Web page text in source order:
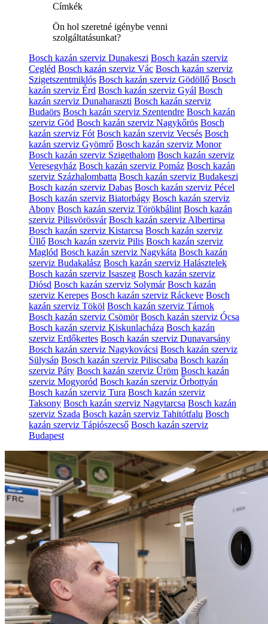
Címkék
Ön hol szeretné igénybe venni
szolgáltatásunkat?
Bosch kazán szerviz Dunakeszi Bosch kazán szerviz
Cegléd Bosch kazán szerviz Vác Bosch kazán szerviz
Szigetszentmiklós Bosch kazán szerviz Gödöllő Bosch
kazán szerviz Érd Bosch kazán szerviz Gyál Bosch
kazán szerviz Dunaharaszti Bosch kazán szerviz
Budaörs Bosch kazán szerviz Szentendre Bosch kazán
szerviz Göd Bosch kazán szerviz Nagykőrös Bosch
kazán szerviz Fót Bosch kazán szerviz Vecsés Bosch
kazán szerviz Gyömrő Bosch kazán szerviz Monor
Bosch kazán szerviz Szigethalom Bosch kazán szerviz
Veresegyház Bosch kazán szerviz Pomáz Bosch kazán
szerviz Százhalombatta Bosch kazán szerviz Budakeszi
Bosch kazán szerviz Dabas Bosch kazán szerviz Pécel
Bosch kazán szerviz Biatorbágy Bosch kazán szerviz
Abony Bosch kazán szerviz Törökbálint Bosch kazán
szerviz Pilisvörösvár Bosch kazán szerviz Albertirsa
Bosch kazán szerviz Kistarcsa Bosch kazán szerviz
Üllő Bosch kazán szerviz Pilis Bosch kazán szerviz
Maglód Bosch kazán szerviz Nagykáta Bosch kazán
szerviz Budakalász Bosch kazán szerviz Halásztelek
Bosch kazán szerviz Isaszeg Bosch kazán szerviz
Diósd Bosch kazán szerviz Solymár Bosch kazán
szerviz Kerepes Bosch kazán szerviz Ráckeve Bosch
kazán szerviz Tököl Bosch kazán szerviz Tárnok
Bosch kazán szerviz Csömör Bosch kazán szerviz Ócsa
Bosch kazán szerviz Kiskunlacháza Bosch kazán
szerviz Erdőkertes Bosch kazán szerviz Dunavarsány
Bosch kazán szerviz Nagykovácsi Bosch kazán szerviz
Sülysáp Bosch kazán szerviz Piliscsaba Bosch kazán
szerviz Páty Bosch kazán szerviz Üröm Bosch kazán
szerviz Mogyoród Bosch kazán szerviz Őrbottyán
Bosch kazán szerviz Tura Bosch kazán szerviz
Taksony Bosch kazán szerviz Nagytarcsa Bosch kazán
szerviz Szada Bosch kazán szerviz Tahitótfalu Bosch
kazán szerviz Tápiószecső Bosch kazán szerviz
Budapest